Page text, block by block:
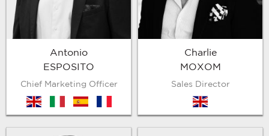
Antonio
ESPOSITO
Chief Marketing Officer
en es
Charlie
MOXOM
Sales Director
en